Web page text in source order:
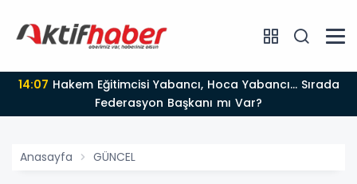
14:07
Federasyon Başkanı mı Var?
Anasayfa GÜNCEL